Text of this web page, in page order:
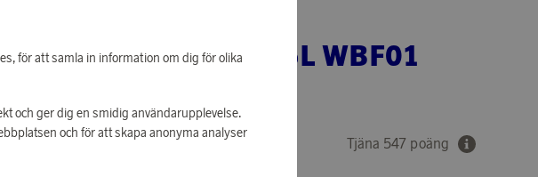
TERMOSFLASKA 0,5L WBF01
17 630 poäng Tjäna 547 poäng
för att samla in information om dig för olika
och ger dig en smidig användarupplevelse.
och för att skapa anonyma analyser